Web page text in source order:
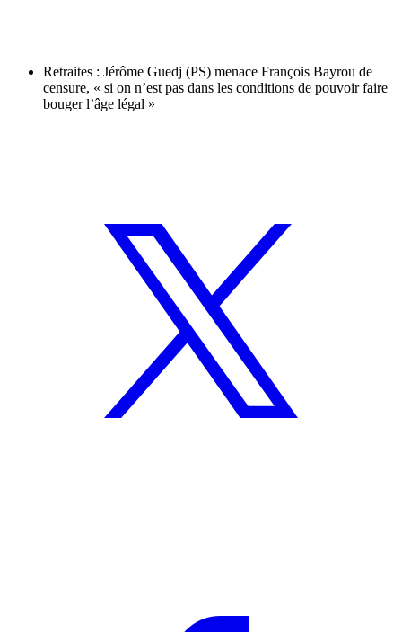
Retraites : Jérôme Guedj (PS) menace François Bayrou de
censure, « si on n’est pas dans les conditions de pouvoir faire
bouger l’âge légal »